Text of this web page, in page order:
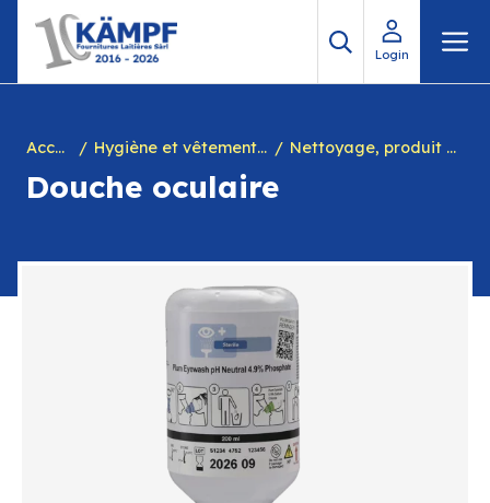
contenu
Login
Accueil Hygiène et vêtements de travail Nettoyage, produit désinfectant mains, yeux + distributeur
Douche oculaire